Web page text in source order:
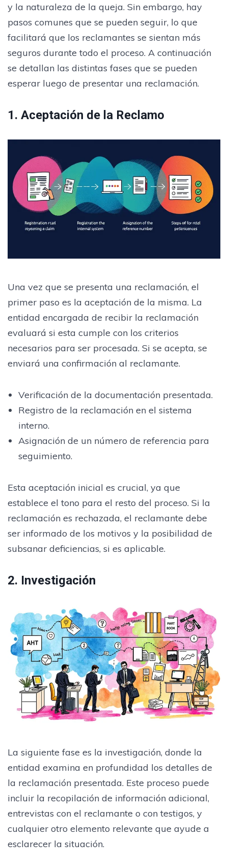
y la naturaleza de la queja. Sin embargo, hay
pasos comunes que se pueden seguir, lo que
facilitará que los reclamantes se sientan más
seguros durante todo el proceso. A continuación
se detallan las distintas fases que se pueden
esperar luego de presentar una reclamación.
1. Aceptación de la Reclamo
Una vez que se presenta una reclamación, el
primer paso es la aceptación de la misma. La
entidad encargada de recibir la reclamación
evaluará si esta cumple con los criterios
necesarios para ser procesada. Si se acepta, se
enviará una confirmación al reclamante.
Verificación de la documentación presentada.
Registro de la reclamación en el sistema
interno.
Asignación de un número de referencia para
seguimiento.
Esta aceptación inicial es crucial, ya que
establece el tono para el resto del proceso. Si la
reclamación es rechazada, el reclamante debe
ser informado de los motivos y la posibilidad de
subsanar deficiencias, si es aplicable.
2. Investigación
La siguiente fase es la investigación, donde la
entidad examina en profundidad los detalles de
la reclamación presentada. Este proceso puede
incluir la recopilación de información adicional,
entrevistas con el reclamante o con testigos, y
cualquier otro elemento relevante que ayude a
esclarecer la situación.